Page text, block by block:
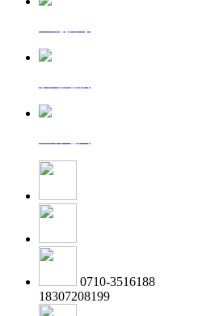
0710-3516188
18307208199